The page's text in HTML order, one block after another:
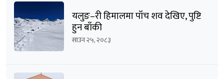
यलुङ–री हिमालमा पाँच शव देखिए, पुष्टि
हुन बाँकी
साउन २५, २०८३